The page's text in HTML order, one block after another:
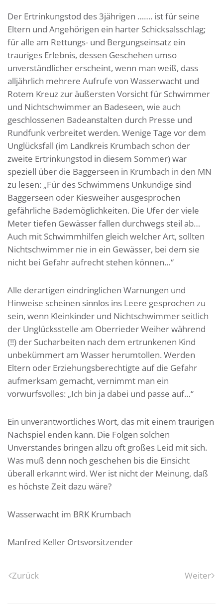
Der Ertrinkungstod des 3jährigen ……. ist für seine
Eltern und Angehörigen ein harter Schicksalsschlag;
für alle am Rettungs- und Bergungseinsatz ein
trauriges Erlebnis, dessen Geschehen umso
unverständlicher erscheint, wenn man weiß, dass
alljährlich mehrere Aufrufe von Wasserwacht und
Rotem Kreuz zur äußersten Vorsicht für Schwimmer
und Nichtschwimmer an Badeseen, wie auch
geschlossenen Badeanstalten durch Presse und
Rundfunk verbreitet werden. Wenige Tage vor dem
Unglücksfall (im Landkreis Krumbach schon der
zweite Ertrinkungstod in diesem Sommer) war
speziell über die Baggerseen in Krumbach in den MN
zu lesen: „Für des Schwimmens Unkundige sind
Baggerseen oder Kiesweiher ausgesprochen
gefährliche Bademöglichkeiten. Die Ufer der viele
Meter tiefen Gewässer fallen durchwegs steil ab…
Auch mit Schwimmhilfen gleich welcher Art, sollten
Nichtschwimmer nie in ein Gewässer, bei dem sie
nicht bei Gefahr aufrecht stehen können…“
Alle derartigen eindringlichen Warnungen und
Hinweise scheinen sinnlos ins Leere gesprochen zu
sein, wenn Kleinkinder und Nichtschwimmer seitlich
der Unglücksstelle am Oberrieder Weiher während
(!!) der Sucharbeiten nach dem ertrunkenen Kind
unbekümmert am Wasser herumtollen. Werden
Eltern oder Erziehungsberechtigte auf die Gefahr
aufmerksam gemacht, vernimmt man ein
vorwurfsvolles: „Ich bin ja dabei und passe auf…“
Ein unverantwortliches Wort, das mit einem traurigen
Nachspiel enden kann. Die Folgen solchen
Unverstandes bringen allzu oft großes Leid mit sich.
Was muß denn noch geschehen bis die Einsicht
überall erkannt wird. Wer ist nicht der Meinung, daß
es höchste Zeit dazu wäre?
Wasserwacht im BRK Krumbach
Manfred Keller Ortsvorsitzender
Zurück Weiter